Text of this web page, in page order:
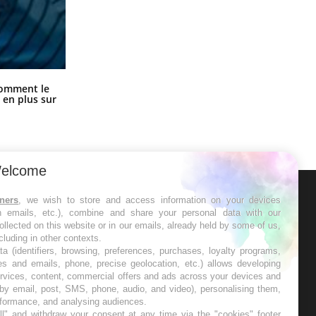
le
plus sur
les semaines les meilleures
, we wish to store and access information on your devices
emails, etc.), combine and share your personal data with our
on this website or in our emails, already held by some of us,
in other contexts.
(identifiers, browsing, preferences, purchases, loyalty programs,
and emails, phone, precise geolocation, etc.) allows developing
content, commercial offers and ads across your devices and
email, post, SMS, phone, audio, and video), personalising them,
and analysing audiences.